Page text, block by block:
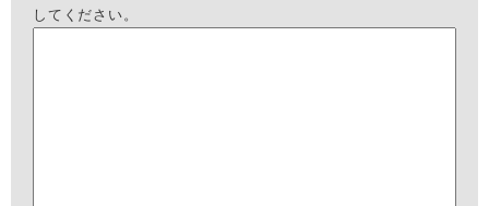
してください。